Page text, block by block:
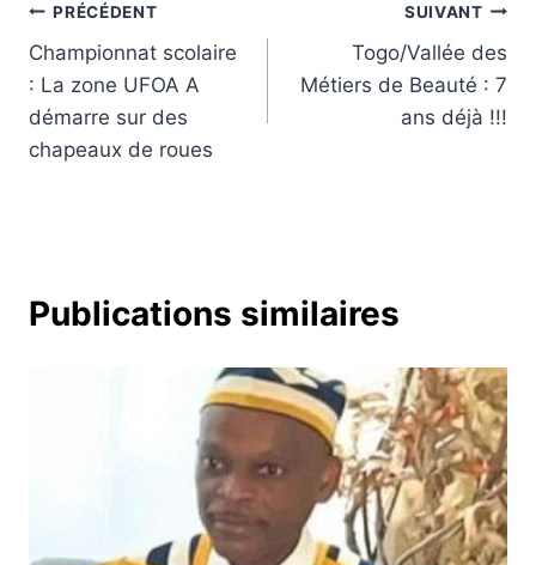
Navigation
de
l’article
PRÉCÉDENT
Championnat scolaire
: La zone UFOA A
démarre sur des
chapeaux de roues
SUIVANT
Togo/Vallée des
Métiers de Beauté : 7
ans déjà !!!
Publications similaires